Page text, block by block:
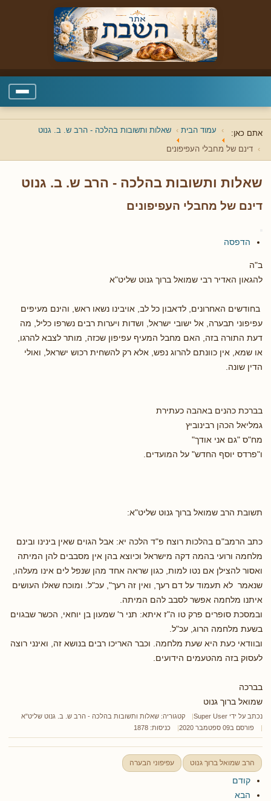
אתם כאן: עמוד הבית שאלות ותשובות בהלכה - הרב ש. ב. גנוט
דינם של מחבלי העפיפונים
שאלות ותשובות בהלכה - הרב ש. ב. גנוט
דינם של מחבלי העפיפונים
הדפסה
ב"ה
להגאון האדיר רבי שמואל ברוך גנוט שליט"א
בחודשים האחרונים, לדאבון כל לב, אויבינו נשאו ראש, והינם מעיפים
עפיפוני תבערה, אל ישובי ישראל, ושדות ויערות רבים נשרפו כליל, מה
דעת התורה בזה, האם מחבל המעיף עפיפון שכזה, מותר לצבא להרגו,
או שמא, אין כוונתם להרוג נפש, אלא רק להשחית רכוש ישראל, ואולי
הדין שונה.
בברכת כהנים באהבה כעתירת
גמליאל הכהן רבינוביץ
מח"ס "גם אני אודך"
ו"פרדס יוסף החדש" על המועדים.
תשובת הרב שמואל ברוך גנוט שליט"א:
כתב הרמב"ם בהלכות רוצח פ"ד הלכה יא: אבל הגוים שאין בינינו ובינם
מלחמה ורועי בהמה דקה מישראל וכיוצא בהן אין מסבבים להן המיתה
ואסור להצילן אם נטו למות, כגון שראה אחד מהן שנפל לים אינו מעלהו,
שנאמר לא תעמוד על דם רעך, ואין זה רעך", עכ"ל. ומוכח שאלו העושים
איתנו מלחמה אפשר לסבב להם המיתה.
ובמסכת סופרים פרק טו ה"ז איתא: תני ר' שמעון בן יוחאי, הכשר שבגוים
בשעת מלחמה הרוג, עכ"ל.
ובוודאי כעת היא שעת מלחמה. וכבר האריכו רבים בנושא זה, ואינני רוצה
לעסוק בזה מהטעמים הידועים.
בברכה
שמואל ברוך גנוט
נכתב על ידי Super User קטגוריה: שאלות ותשובות בהלכה - הרב ש. ב. גנוט שליט"א
פורסם ב09 ספטמבר 2020
כניסות: 1878
הרב שמואל ברוך גנוט עפיפוני הבערה
קודם
הבא